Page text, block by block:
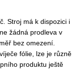
Stroj má k dispozici i
žádná prodleva v
bez omezení.
fólie, lze je různě
produktu ještě